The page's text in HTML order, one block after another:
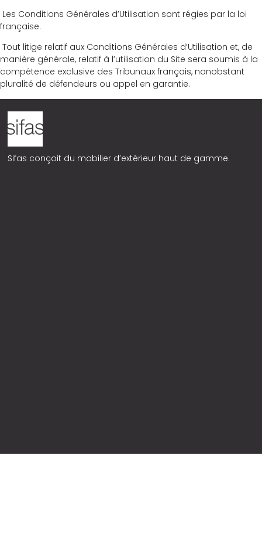
Les Conditions Générales d’Utilisation sont régies par la loi
française.
Tout litige relatif aux Conditions Générales d’Utilisation et, de
manière générale, relatif à l’utilisation du Site sera soumis à la
compétence exclusive des Tribunaux français, nonobstant
pluralité de défendeurs ou appel en garantie.
Sifas conçoit du mobilier d’extérieur haut de gamme.